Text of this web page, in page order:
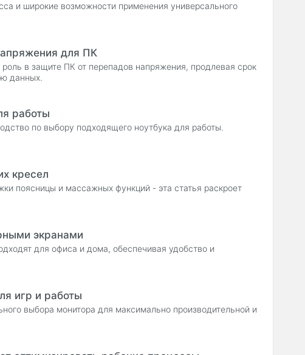
и широкие возможности применения универсального
для ПК
в защите ПК от перепадов напряжения, продлевая срок
данных.
работы
по выбору подходящего ноутбука для работы.
кресел
поясницы и массажных функций - эта статья раскроет
экранами
для офиса и дома, обеспечивая удобство и
игр и работы
выбора монитора для максимально производительной и